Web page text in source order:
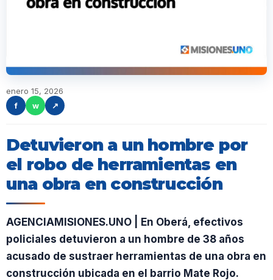
enero 15, 2026
f
w ↗
Detuvieron a un hombre por
el robo de herramientas en
una obra en construcción
AGENCIAMISIONES.UNO | En Oberá, efectivos
policiales detuvieron a un hombre de 38 años
acusado de sustraer herramientas de una obra en
construcción ubicada en el barrio Mate Rojo.